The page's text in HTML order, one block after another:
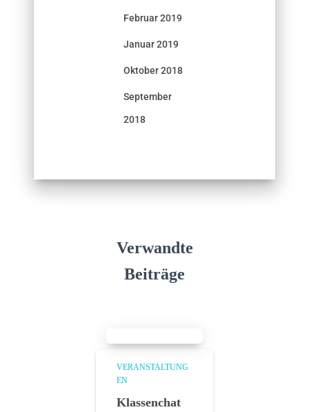
Februar 2019
Januar 2019
Oktober 2018
September
2018
Verwandte
Beiträge
VERANSTALTUNG
EN
Klassenchat